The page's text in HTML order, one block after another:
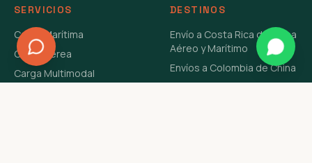
SERVICIOS
Carga Marítima
Carga Aérea
Carga Multimodal
DESTINOS
Envío a Costa Rica de China
Aéreo y Marítimo
Envíos a Colombia de China